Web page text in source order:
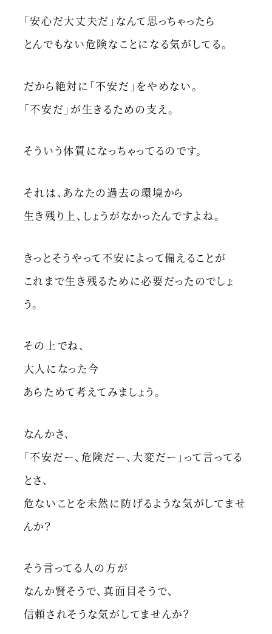
「安心だ大丈夫だ」なんて思っちゃったら
とんでもない危険なことになる気がしてる。
だから絶対に「不安だ」をやめない。
「不安だ」が生きるための支え。
そういう体質になっちゃってるのです。
それは、あなたの過去の環境から
生き残り上、しょうがなかったんですよね。
きっとそうやって不安によって備えることが
これまで生き残るために必要だったのでしょ
う。
その上でね、
大人になった今
あらためて考えてみましょう。
なんかさ、
「不安だー、危険だー、大変だー」って言ってる
とさ、
危ないことを未然に防げるような気がしてませ
んか？
そう言ってる人の方が
なんか賢そうで、真面目そうで、
信頼されそうな気がしてませんか？